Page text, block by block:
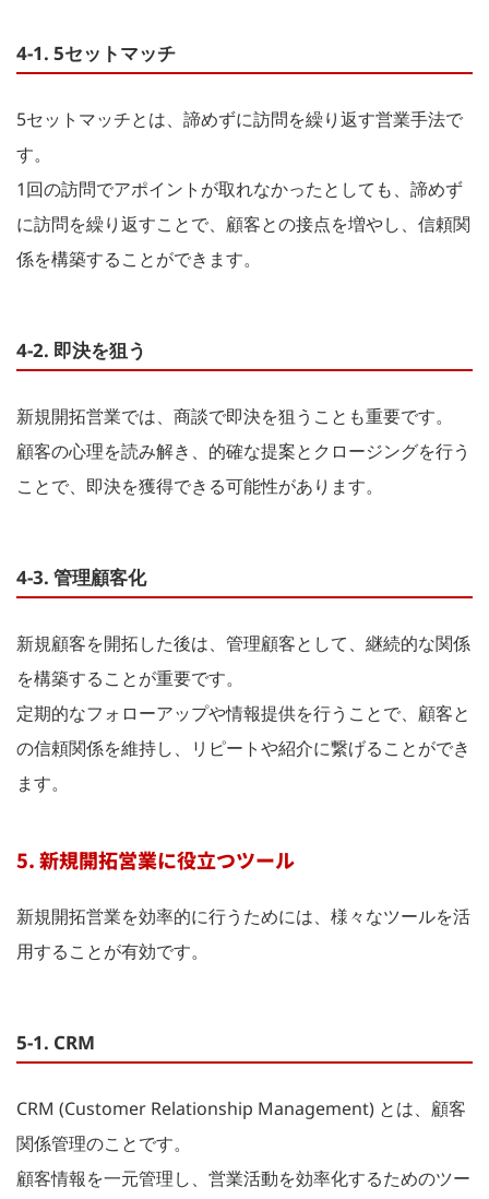
4-1. 5セットマッチ
5セットマッチとは、諦めずに訪問を繰り返す営業手法で
す。
1回の訪問でアポイントが取れなかったとしても、諦めず
に訪問を繰り返すことで、顧客との接点を増やし、信頼関
係を構築することができます。
4-2. 即決を狙う
新規開拓営業では、商談で即決を狙うことも重要です。
顧客の心理を読み解き、的確な提案とクロージングを行う
ことで、即決を獲得できる可能性があります。
4-3. 管理顧客化
新規顧客を開拓した後は、管理顧客として、継続的な関係
を構築することが重要です。
定期的なフォローアップや情報提供を行うことで、顧客と
の信頼関係を維持し、リピートや紹介に繋げることができ
ます。
5. 新規開拓営業に役立つツール
新規開拓営業を効率的に行うためには、様々なツールを活
用することが有効です。
5-1. CRM
CRM (Customer Relationship Management) とは、顧客
関係管理のことです。
顧客情報を一元管理し、営業活動を効率化するためのツー